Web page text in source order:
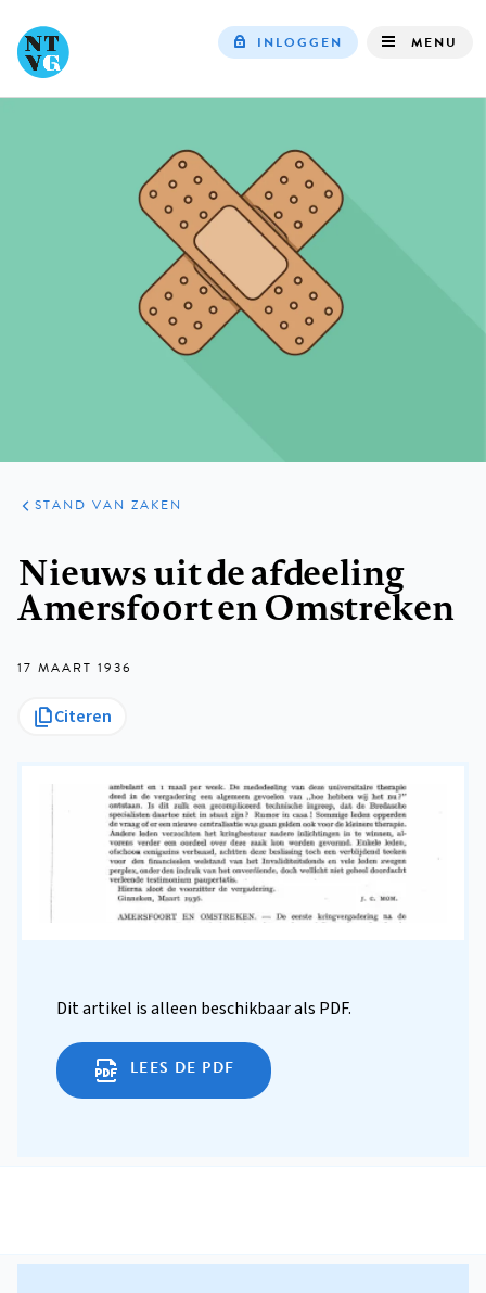
INLOGGEN MENU
ARTIKELEN
PRAKTIJK
STAND VAN ZAKEN
Nieuws uit de afdeeling
Amersfoort en Omstreken
17 MAART 1936
Citeren
Dit artikel is alleen beschikbaar als PDF.
LEES DE PDF